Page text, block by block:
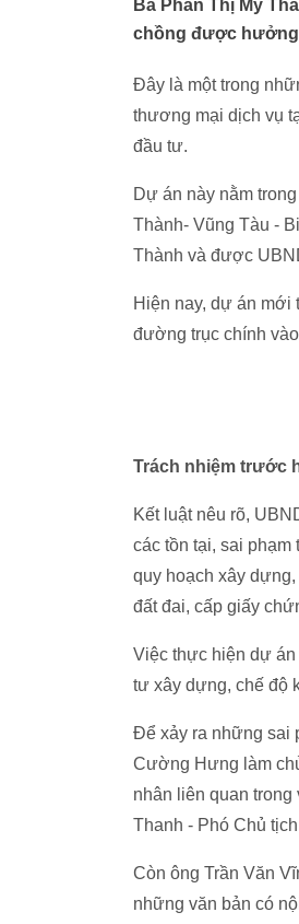
Bà Phan Thị Mỹ
chồng được
Đây là một trong
thương mại dịch vụ
đầu tư.
Dự án này nằm
Thành- Vũng Tàu -
Thành và được
Hiện nay, dự án mới
đường trục chính
Trách nhiệm trước
Kết luật nêu rõ,
các tồn tại, sai
quy hoạch xây
đất đai, cấp giấy
Việc thực hiện dự
tư xây dựng, chế độ
Để xảy ra những sai
Cường Hưng làm
nhân liên quan
Thanh - Phó Chủ
Còn ông Trần Văn
những văn bản có